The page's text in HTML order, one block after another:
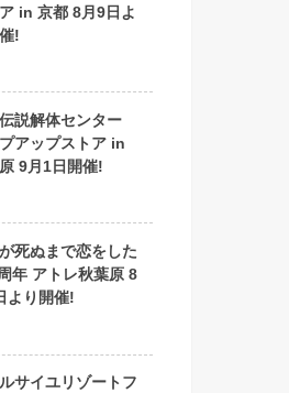
in 京都 8月9日よ
!
説解体センター
アップストア in
9月1日開催!
死ぬまで恋をした
年 アトレ秋葉原 8
より開催!
サイユリゾートフ